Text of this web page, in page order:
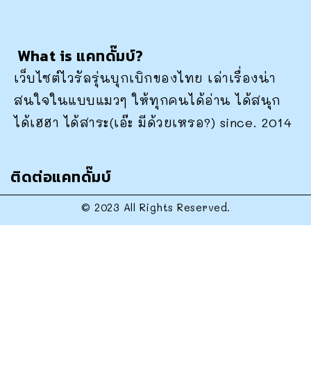
What is แคทดั๊มบ์?
เว็บไซต์ไวรัลรุ่นบุกเบิกของไทย เล่าเรื่องน่า
สนใจในแบบแมวๆ ให้ทุกคนได้อ่าน ได้สนุก
ได้เฮฮา ได้สาระ(เอ๊ะ มีด้วยเหรอ?) since. 2014
ติดต่อแคทดั๊มบ์
© 2023 All Rights Reserved.